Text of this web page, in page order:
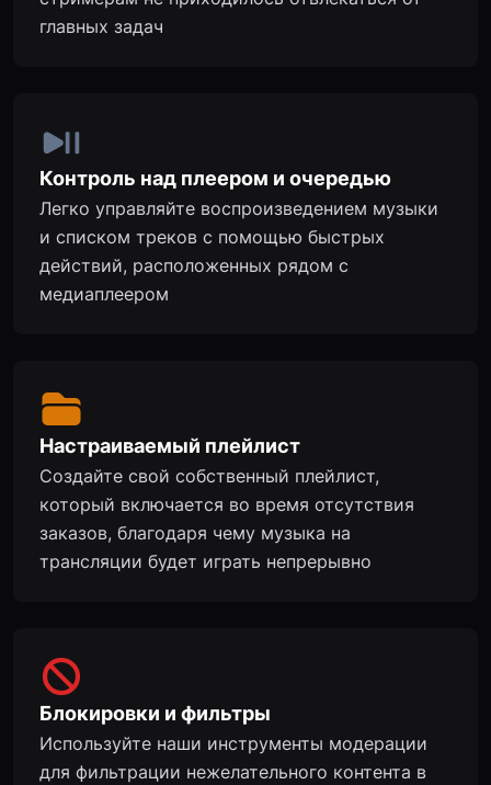
главных задач
Контроль над плеером и очередью
Легко управляйте воспроизведением музыки
и списком треков с помощью быстрых
действий, расположенных рядом с
медиаплеером
Настраиваемый плейлист
Создайте свой собственный плейлист,
который включается во время отсутствия
заказов, благодаря чему музыка на
трансляции будет играть непрерывно
Блокировки и фильтры
Используйте наши инструменты модерации
для фильтрации нежелательного контента в